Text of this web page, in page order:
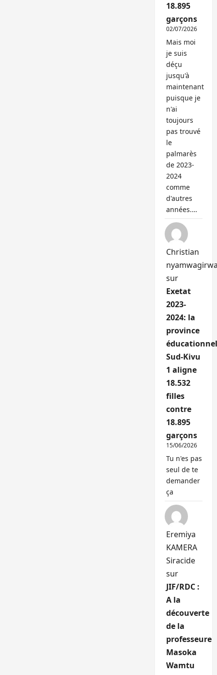
18.895
garçons
02/07/2026
Mais moi
je suis
déçu
jusqu'à
maintenant
puisque je
n'ai
toujours
pas trouvé
le
palmarès
de 2023-
2024
comme
d'autres
années.…
Christian
sur
Exetat
2023-
2024: la
province
Sud-Kivu
1 aligne
18.532
filles
contre
18.895
garçons
15/06/2026
Tu n'es pas
seul de te
demander
ça
Eremiya
KAMERA
Siracide
sur
JIF/RDC :
A la
découverte
de la
professeure
Masoka
Wamtu